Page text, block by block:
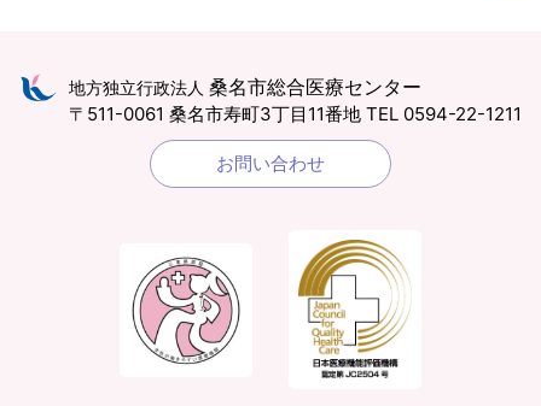
地方独立行政法人 桑名市総合医療センター
〒511-0061 桑名市寿町3丁目11番地 TEL 0594-22-1211
お問い合わせ